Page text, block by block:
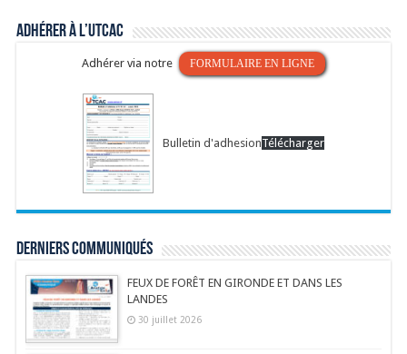
Adhérer à l’UTCAC
Adhérer via notre FORMULAIRE EN LIGNE
Bulletin d'adhesionTélécharger
Derniers communiqués
FEUX DE FORÊT EN GIRONDE ET DANS LES
LANDES
30 juillet 2026